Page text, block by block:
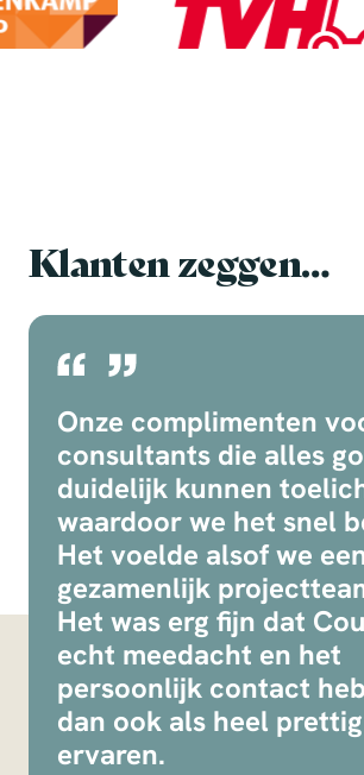
Klanten zeggen…
Onze complimenten
consultants die alles
duidelijk kunnen
waardoor we het snel
Het voelde alsof we
gezamenlijk
Het was erg fijn dat
echt meedacht en het
persoonlijk contact
dan ook als heel prettig
ervaren.